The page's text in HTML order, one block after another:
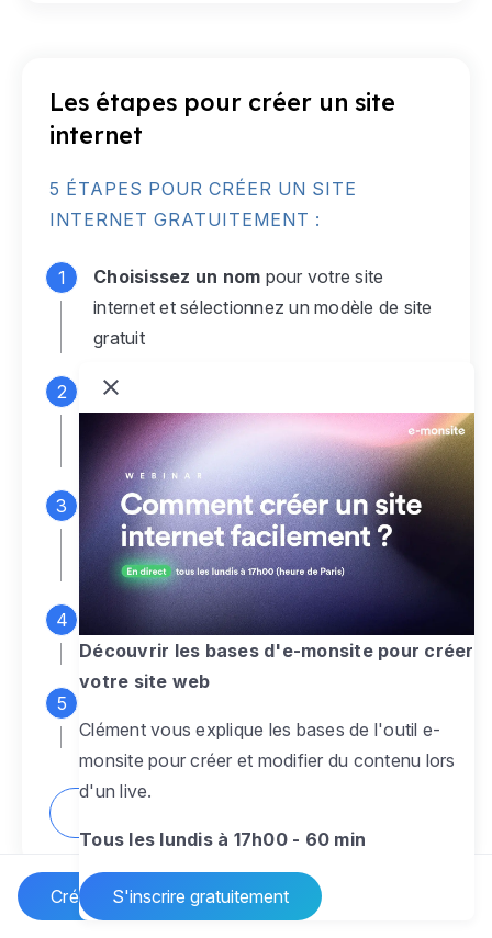
Créer un site Internet
Les étapes pour créer un site
internet
5 ÉTAPES POUR CRÉER UN SITE
INTERNET GRATUITEMENT :
Choisissez un nom pour votre site
internet et sélectionnez un modèle de site
gratuit
Connectez-vous
monsite gratuit pour accéder à votre
espace d'administration
Personnalisez entièrement le
designpour créer un site web sur-mesure,
à votre image
Ajoutez des pagessans limite pour
présenter votre activité, votre passion
pour rendre votre site dynamique
Découvrir les bases d'e-monsite pour créer
votre site web
Clément vous explique les bases de l'outil e-
monsite pour créer et modifier du contenu lors
d'un live.
Tous les lundis à 17h00 - 60 min
S'inscrire gratuitement